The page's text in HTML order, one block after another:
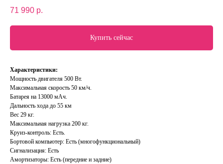
71 990 р.
Купить сейчас
Характеристики:
Мощность двигателя 500 Вт.
Максимальная скорость 50 км/ч.
Батарея на 13000 мАч.
Дальность хода до 55 км
Вес 29 кг.
Максимальная нагрузка 200 кг.
Круиз-контроль: Есть.
Бортовой компьютер: Есть (многофункциональный)
Сигнализация: Есть
Амортизаторы: Есть (передние и задние)